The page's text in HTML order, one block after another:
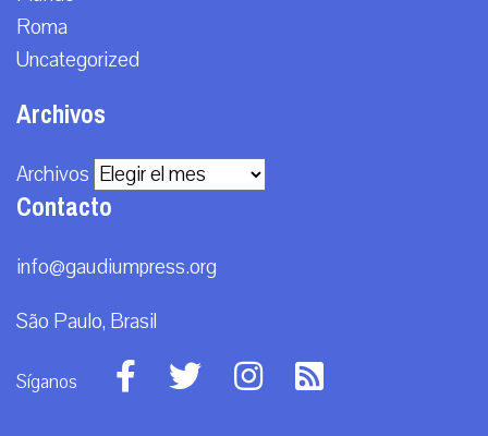
Roma
Uncategorized
Archivos
Archivos
Contacto
info@gaudiumpress.org
São Paulo, Brasil
Síganos